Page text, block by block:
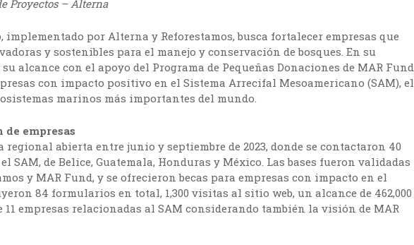
Proyectos – Alterna
implementado por Alterna y Reforestamos, busca fortalecer empresas que
y sostenibles para el manejo y conservación de bosques. En su
alcance con el apoyo del Programa de Pequeñas Donaciones de MAR Fund
con impacto positivo en el Sistema Arrecifal Mesoamericano (SAM), el
marinos más importantes del mundo.
empresas
abierta entre junio y septiembre de 2023, donde se contactaron 40
SAM, de Belice, Guatemala, Honduras y México. Las bases fueron validadas
y MAR Fund, y se ofrecieron becas para empresas con impacto en el
84 formularios en total, 1,300 visitas al sitio web, un alcance de 462,000
11 empresas relacionadas al SAM considerando también la visión de MAR